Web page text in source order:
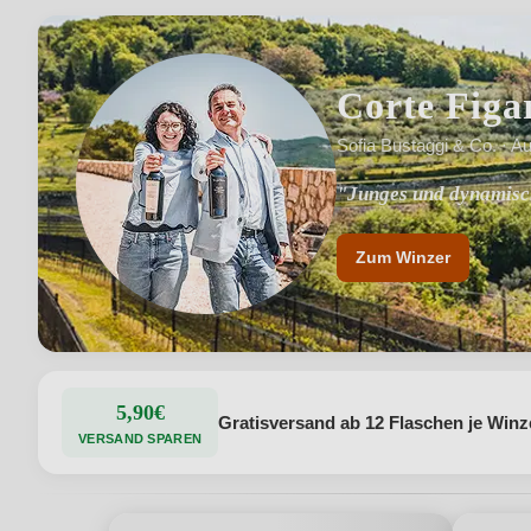
Corte
Sofia Bustaggi & Co. ·
"Junges und
"Ökologische und
Zum Winzer
5,90€
VERSAND SPAREN
Gratisversand ab 12 Flaschen je